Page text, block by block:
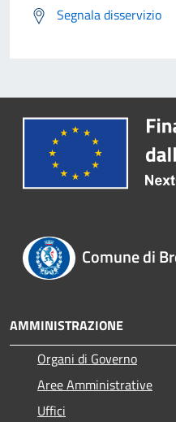
Segnala disservizio
Comune di
AMMINISTRAZIONE
Organi di Governo
Aree Amministrative
Uffici